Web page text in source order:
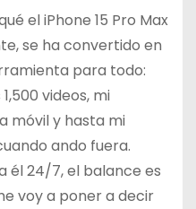
el iPhone 15 Pro Max
se ha convertido en
para todo:
videos, mi
móvil y hasta mi
ando fuera.
él 24/7, el balance es
voy a poner a decir